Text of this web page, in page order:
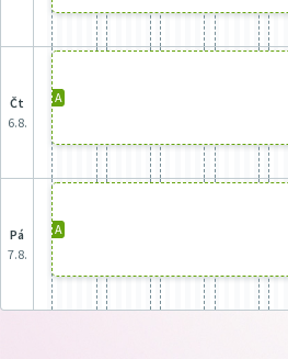
čt
6.8.
A
pá
7.8.
A